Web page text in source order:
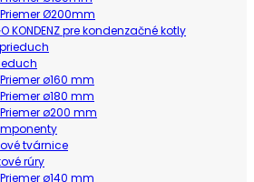
Priemer Ø200mm
KONDENZ pre kondenzačné kotly
Priemer ø160 mm
Priemer ø180 mm
Priemer ø200 mm
tvárnice
rúry
Priemer ø140 mm